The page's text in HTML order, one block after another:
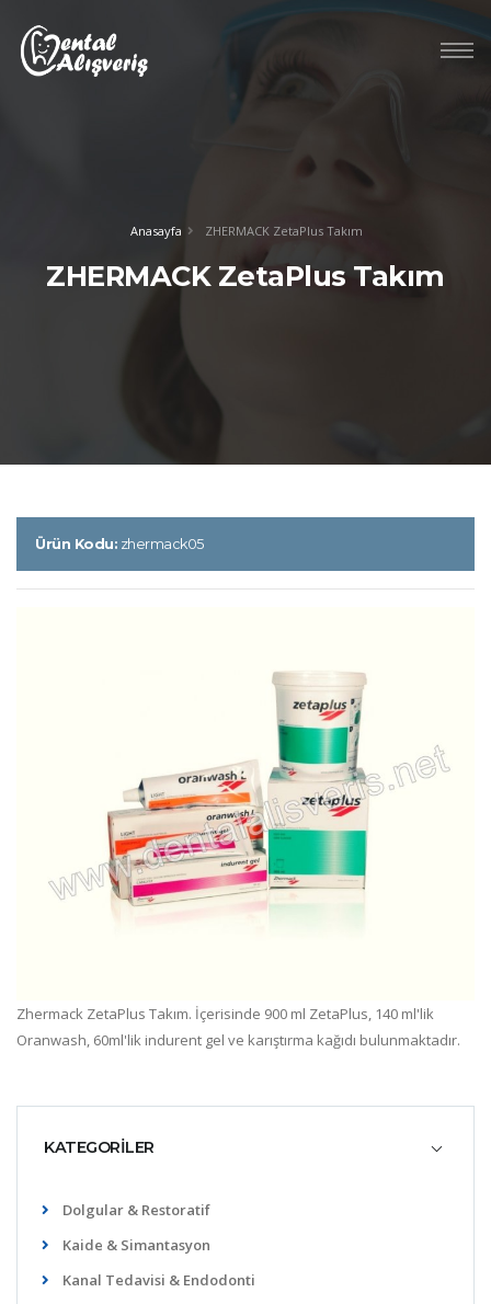
Anasayfa ZHERMACK ZetaPlus Takım
ZHERMACK ZetaPlus Takım
KATEGORİLER
Dolgular & Restoratif
Kaide & Simantasyon
Kanal Tedavisi & Endodonti
Ürün Kodu: zhermack05
Zhermack ZetaPlus Takım. İçerisinde 900 ml ZetaPlus, 140 ml'lik
Oranwash, 60ml'lik indurent gel ve karıştırma kağıdı bulunmaktadır.